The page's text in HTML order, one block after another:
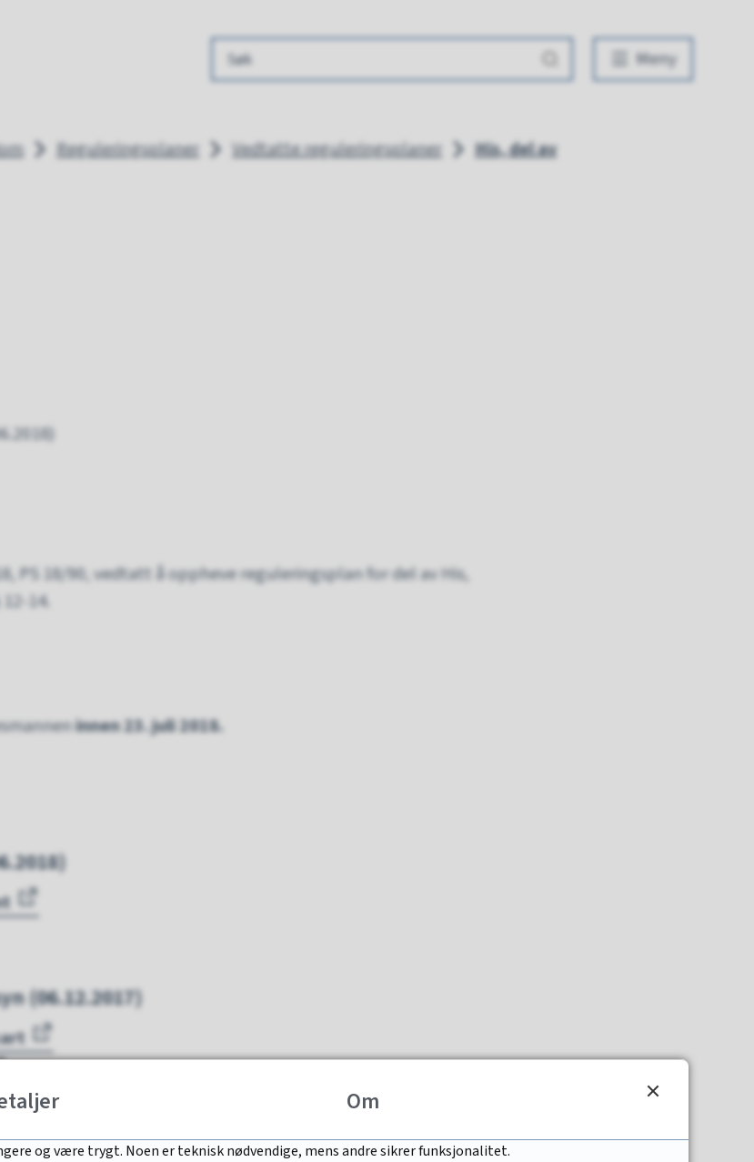
Meny
Reguleringsplaner Vedtatte reguleringsplaner His, del av
PS 18/90, vedtatt å oppheve reguleringsplan for del av His,
14.
innen 23. juli 2018.
(06.12.2017)
Om
og være trygt. Noen er teknisk nødvendige, mens andre sikrer funksjonalitet.